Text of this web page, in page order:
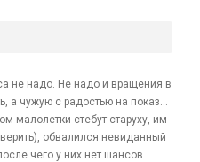
не надо. Не надо и вращения в
а чужую с радостью на показ...
малолетки стебут старуху, им
обвалился невиданный
чего у них нет шансов